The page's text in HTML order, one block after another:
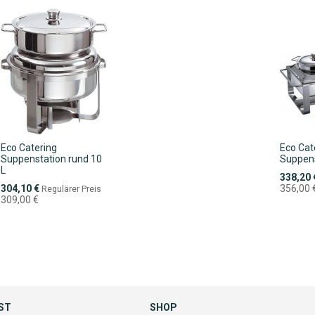
Eco Catering
Suppenstation rund 10
L
Sonderpreis
304,10 € Regulärer Preis
309,00 €
Eco
338,20
356,00
SHOP